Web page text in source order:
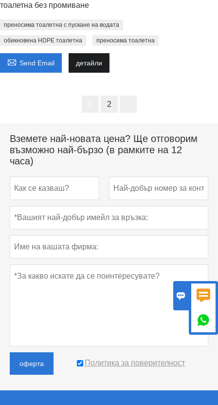
тоалетна без промиване
преносима тоалетна с пускане на водата
обикновена HDPE тоалетна преносима тоалетна
 Send Email детайли
2
Вземете най-новата цена? Ще отговорим
възможно най-бързо (в рамките на 12
часа)
оферта Политика за поверителност
 
